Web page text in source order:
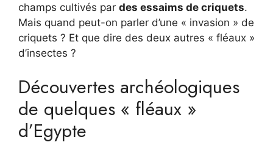
champs cultivés par des essaims de criquets.
Mais quand peut-on parler d’une « invasion » de
criquets ? Et que dire des deux autres « fléaux »
d’insectes ?
Découvertes archéologiques
de quelques « fléaux »
d’Egypte